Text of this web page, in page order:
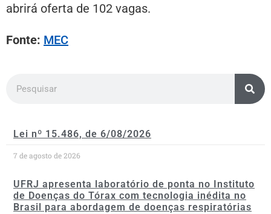
abrirá oferta de 102 vagas.
Fonte: MEC
Lei nº 15.486, de 6/08/2026
7 de agosto de 2026
UFRJ apresenta laboratório de ponta no Instituto
de Doenças do Tórax com tecnologia inédita no
Brasil para abordagem de doenças respiratórias